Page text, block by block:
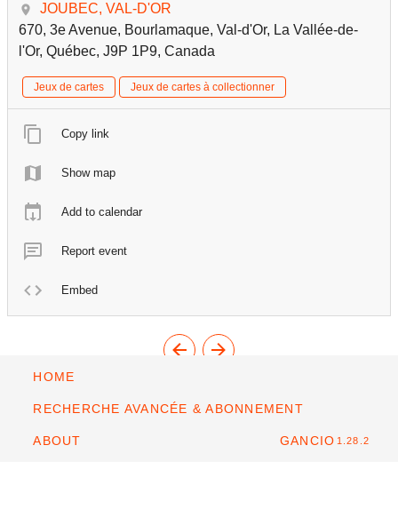
JOUBEC, VAL-D'OR
670, 3e Avenue, Bourlamaque, Val-d'Or, La Vallée-de-
l'Or, Québec, J9P 1P9, Canada
Jeux de cartes Jeux de cartes à collectionner
Copy link
Show map
Add to calendar
Report event
Embed
HOME
RECHERCHE AVANCÉE & ABONNEMENT
ABOUT GANCIO 1.28.2